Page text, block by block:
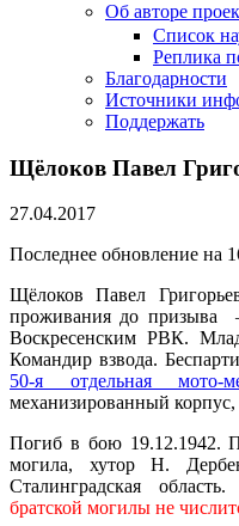
Об авторе
Список
Реплика
Благодарности
Источники
Поддержать
Щёлоков Павел
27.04.2017
Последнее обновление на
Щёлоков Павел
проживания до призыва
Воскресенским РВК.
Командир взвода.
50-я отдельная мото-
механизированный
Погиб в бою 19.12.1942.
могила, хутор Н.
Сталинградская
братской могилы не